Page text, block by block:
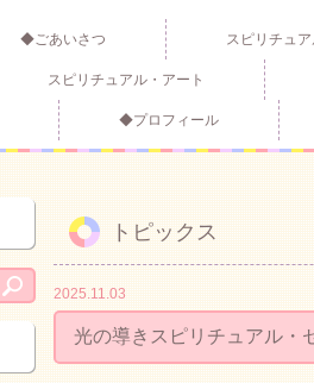
◆ごあいさつ スピリチュ
スピリチュアル・アート
◆プロフィール
トピックス
2025.11.03
光の導きスピリチュアル・